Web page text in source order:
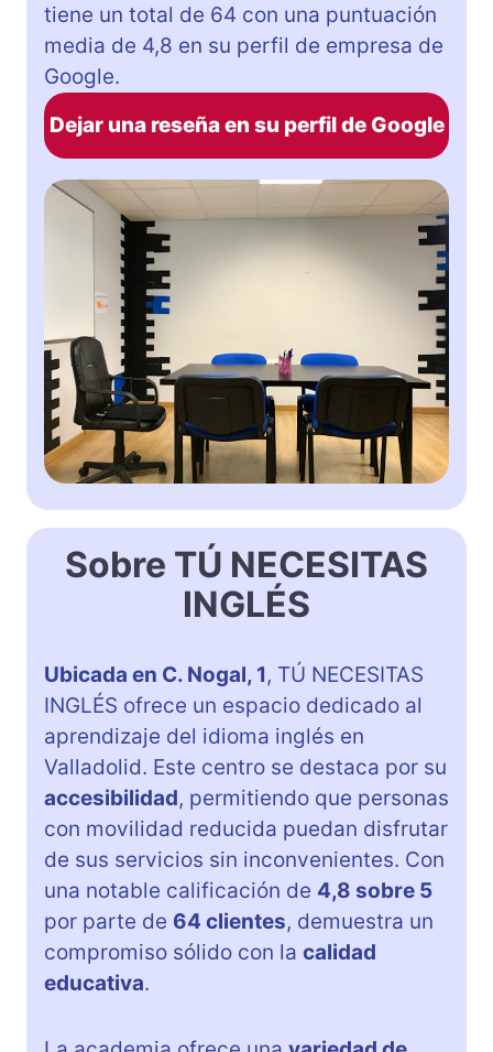
tiene un total de 64 con una puntuación
media de 4,8 en su perfil de empresa de
Google.
Dejar una reseña en su perfil de Google
Sobre TÚ NECESITAS
INGLÉS
Ubicada en C. Nogal, 1, TÚ NECESITAS
INGLÉS ofrece un espacio dedicado al
aprendizaje del idioma inglés en
Valladolid. Este centro se destaca por su
accesibilidad, permitiendo que personas
con movilidad reducida puedan disfrutar
de sus servicios sin inconvenientes. Con
una notable calificación de 4,8 sobre 5
por parte de 64 clientes, demuestra un
compromiso sólido con la calidad
educativa.